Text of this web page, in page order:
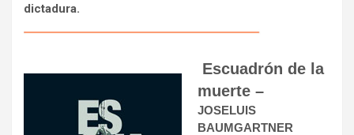
dictadura.
Escuadrón de la
muerte –
JOSELUIS
BAUMGARTNER